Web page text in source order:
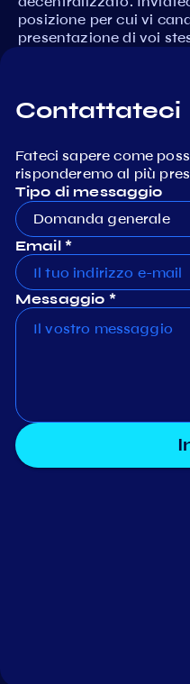
posizione per cui vi
presentazione di voi
Contattateci
Fateci sapere come
risponderemo al più
Tipo di messaggio
Domanda generale
Email *
Messaggio *